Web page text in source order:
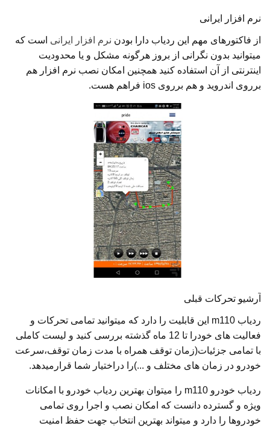
نرم افزار ایرانی
از فاکتورهای مهم این ردیاب دارا بودن نرم افزار ایرانی است که
میتوانید بدون نگرانی از بروز هرگونه مشکل و یا محدودیت
اینترنتی از آن استفاده کنید همچنین امکان نصب نرم افزار هم
برروی اندروید و هم برروی ios فراهم هست.
آرشیو تحرکات قبلی
ردیاب m110 این قابلیت را دارد که میتوانید تمامی تحرکات و
فعالیت های خودرا تا 12 ماه گذشته بررسی کنید و لیست کاملی
با تمامی جزئیات(زمان توقف همراه با مدت زمان توقف،سرعت
خودرو در زمان های مختلف و ...)را دراختیار شما قرارمیدهد.
ردیاب خودرو m110 را میتوان بهترین ردیاب خودرو با امکانات
ویژه و گسترده دانست که امکان نصب و اجرا روی تمامی
خودروها را دارد و میتواند بهترین انتخاب جهت حفظ امنیت